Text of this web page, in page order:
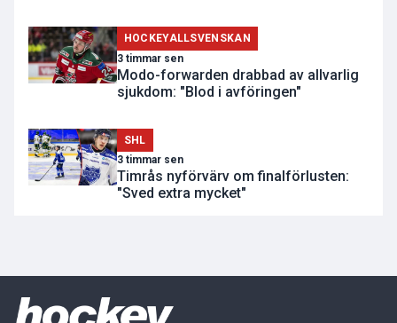
HOCKEYALLSVENSKAN
3 timmar sen
Modo-forwarden drabbad av allvarlig
sjukdom: "Blod i avföringen"
SHL
3 timmar sen
Timrås nyförvärv om finalförlusten:
"Sved extra mycket"